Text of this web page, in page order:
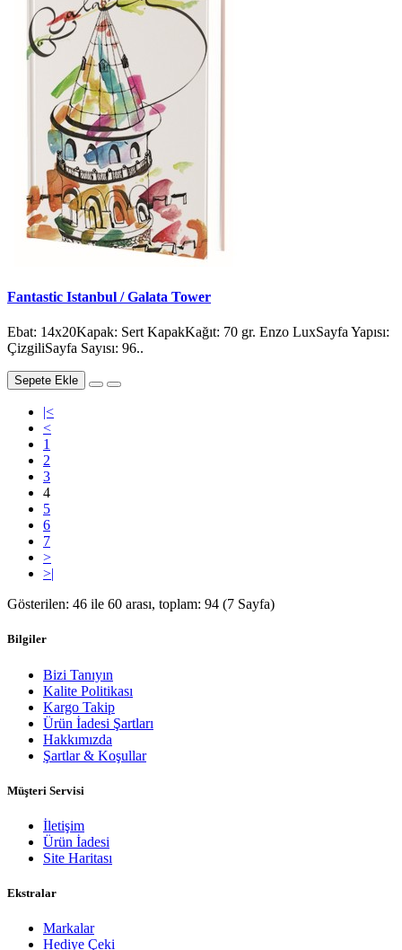
Fantastic Istanbul / Galata Tower
Ebat: 14x20Kapak: Sert KapakKağıt: 70 gr. Enzo LuxSayfa Yapısı:
ÇizgiliSayfa Sayısı: 96..
Sepete Ekle
|<
<
1
2
3
4
5
6
7
>
>|
Gösterilen: 46 ile 60 arası, toplam: 94 (7 Sayfa)
Bilgiler
Bizi Tanıyın
Kalite Politikası
Kargo Takip
Ürün İadesi Şartları
Hakkımızda
Şartlar & Koşullar
Müşteri Servisi
İletişim
Ürün İadesi
Site Haritası
Ekstralar
Markalar
Hediye Çeki